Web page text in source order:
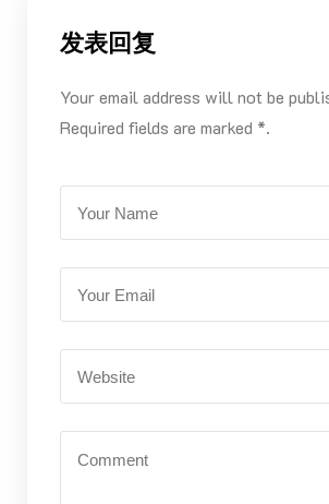
发表回复
Your email address will not be
Required fields are marked *.